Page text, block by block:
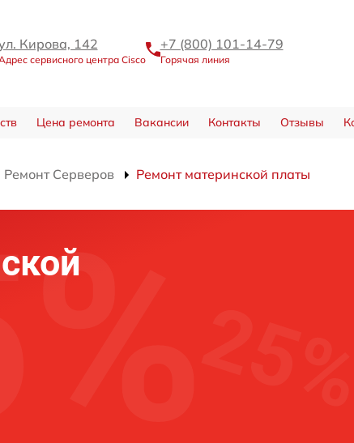
Кирова, 142
сервисного центра Cisco
+7 (800) 101-14-79
Горячая линия
Цена ремонта Вакансии Контакты Отзывы
Ремонт Серверов Ремонт материнской платы